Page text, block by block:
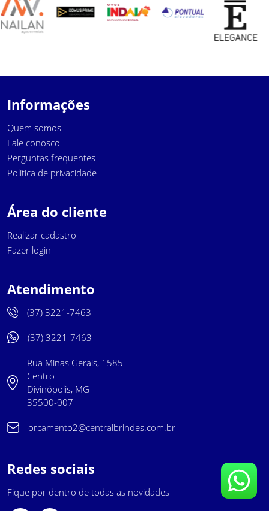
Informações
Quem somos
Fale conosco
Perguntas frequentes
Política de privacidade
Área do cliente
Realizar cadastro
Fazer login
Atendimento
(37) 3221-7463
(37) 3221-7463
Rua Minas Gerais, 1585
Centro
Divinópolis, MG
35500-007
orcamento2@centralbrindes.com.br
Redes sociais
Fique por dentro de todas as novidades